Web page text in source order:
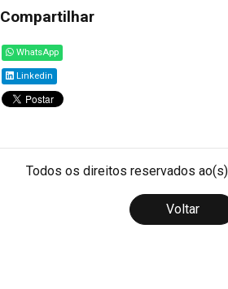
Compartilhar
WhatsApp
Linkedin
Todos os direitos reservados
Voltar